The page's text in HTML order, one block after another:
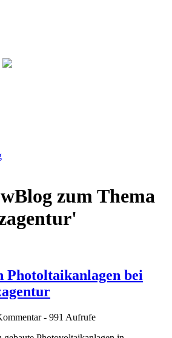
zum Thema
Photoltaikanlagen bei
- 991 Aufrufe